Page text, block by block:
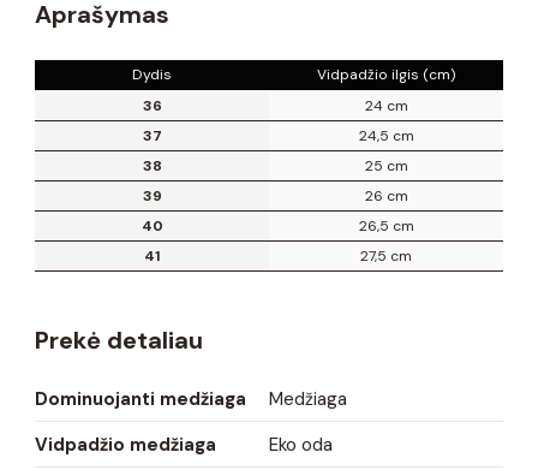
Aprašymas
Dydis
Vidpadžio ilgis (cm)
36
24 cm
37
24,5 cm
38
25 cm
39
26 cm
40
26,5 cm
41
27,5 cm
Prekė detaliau
Dominuojanti medžiaga
Medžiaga
Vidpadžio medžiaga
Eko oda